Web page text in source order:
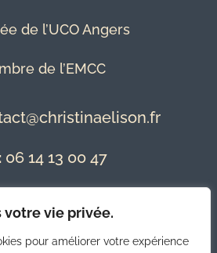
votre vie privée.
pour améliorer votre expérience
de l’UCO Angers
de l’EMCC
06 14 13 00 47
Légales
Générales de Vente